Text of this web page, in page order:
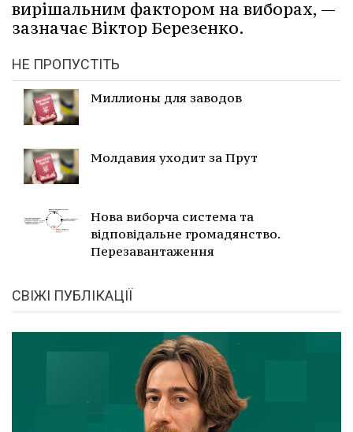
вирішальним фактором на виборах, —
зазначає Віктор Березенко.
НЕ ПРОПУСТІТЬ
Миллионы для заводов
Молдавия уходит за Прут
Нова виборча система та
відповідальне громадянство.
Перезавантаження
СВІЖІ ПУБЛІКАЦІЇ